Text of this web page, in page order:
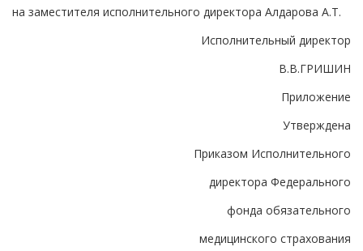
на заместителя исполнительного директора Алдарова А.Т.
Исполнительный директор
В.В.ГРИШИН
Приложение
Утверждена
Приказом Исполнительного
директора Федерального
фонда обязательного
медицинского страхования